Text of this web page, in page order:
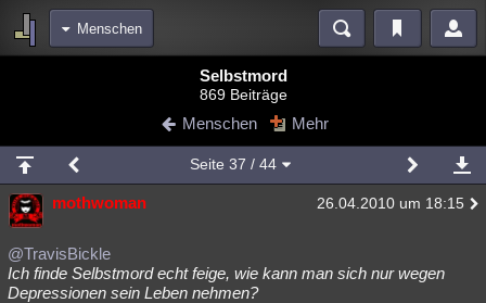
Menschen
Blogs Videos
Chat Wiki Neuigkeiten
meine Rubriken
Menschen Wissenschaft Mystery Kriminalfälle
Spiritualität
Natur Umfragen Unterhaltung
Selbstmord
869 Beiträge
Menschen Mehr
Seite 37 / 44
mothwoman 26.04.2010 um 18:15
@TravisBickle
Ich finde Selbstmord echt feige, wie kann man sich nur wegen
Depressionen sein Leben nehmen?